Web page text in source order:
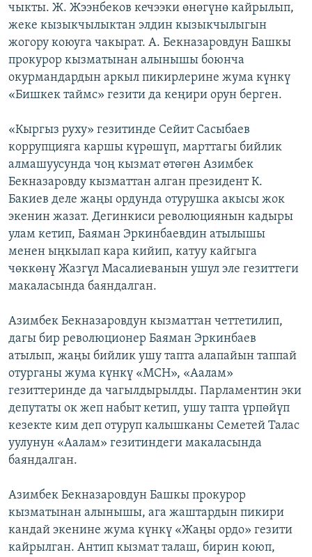
чыкты. Ж. Жээнбеков кечээки өнөгүнө кайрылып,
жеке кызыкчылыктан элдин кызыкчылыгын
жогору коюуга чакырат. А. Бекназаровдун Башкы
прокурор кызматынан алынышы боюнча
окурмандардын аркыл пикирлерине жума күнкү
«Бишкек таймс» гезити да кеңири орун берген.
«Кыргыз руху» гезитинде Сейит Сасыбаев
коррупцияга каршы күрөшүп, марттагы бийлик
алмашуусунда чоң кызмат өтөгөн Азимбек
Бекназаровду кызматтан алган президент К.
Бакиев деле жаңы ордунда отурушка акысы жок
экенин жазат. Дегинкиси революциянын кадыры
улам кетип, Баяман Эркинбаевдин атылышы
менен ыңкылап кара кийип, катуу кайгыга
чөккөнү Жазгүл Масалиеванын ушул эле гезиттеги
макаласында баяндалган.
Азимбек Бекназаровдун кызматтан четтетилип,
дагы бир революционер Баяман Эркинбаев
атылып, жаңы бийлик ушу тапта алапайын таппай
отурганы жума күнкү «МСН», «Аалам»
гезиттеринде да чагылдырылды. Парламентин эки
депутаты ок жеп набыт кетип, ушу тапта үрпөйүп
кезекте ким деп отуруп калышканы Семетей Талас
уулунун «Аалам» гезитиндеги макаласында
баяндалган.
Азимбек Бекназаровдун Башкы прокурор
кызматынан алынышы, ага жаштардын пикири
кандай экенине жума күнкү «Жаңы ордо» гезити
кайрылган. Антип кызмат талаш, бирин коюп,